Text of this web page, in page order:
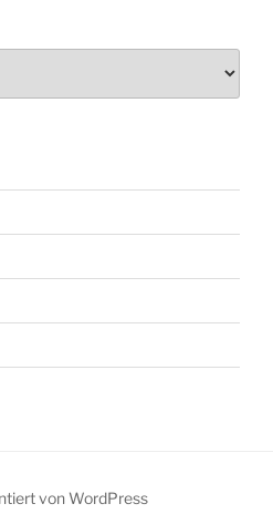
von WordPress